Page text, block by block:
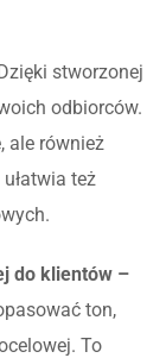
stworzonej
odbiorców.
ale również
też
do klientów –
ton,
To